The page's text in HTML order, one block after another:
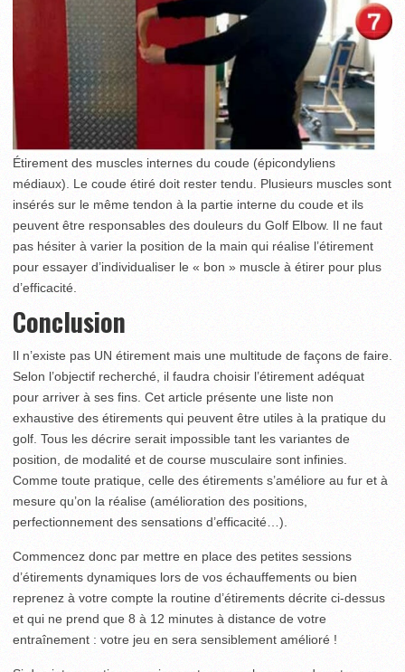
Étirement des muscles internes du coude (épicondyliens
médiaux). Le coude étiré doit rester tendu. Plusieurs muscles sont
insérés sur le même tendon à la partie interne du coude et ils
peuvent être responsables des douleurs du Golf Elbow. Il ne faut
pas hésiter à varier la position de la main qui réalise l’étirement
pour essayer d’individualiser le « bon » muscle à étirer pour plus
d’efficacité.
Conclusion
Il n’existe pas UN étirement mais une multitude de façons de faire.
Selon l’objectif recherché, il faudra choisir l’étirement adéquat
pour arriver à ses fins. Cet article présente une liste non
exhaustive des étirements qui peuvent être utiles à la pratique du
golf. Tous les décrire serait impossible tant les variantes de
position, de modalité et de course musculaire sont infinies.
Comme toute pratique, celle des étirements s’améliore au fur et à
mesure qu’on la réalise (amélioration des positions,
perfectionnement des sensations d’efficacité…).
Commencez donc par mettre en place des petites sessions
d’étirements dynamiques lors de vos échauffements ou bien
reprenez à votre compte la routine d’étirements décrite ci-dessus
et qui ne prend que 8 à 12 minutes à distance de votre
entraînement : votre jeu en sera sensiblement amélioré !